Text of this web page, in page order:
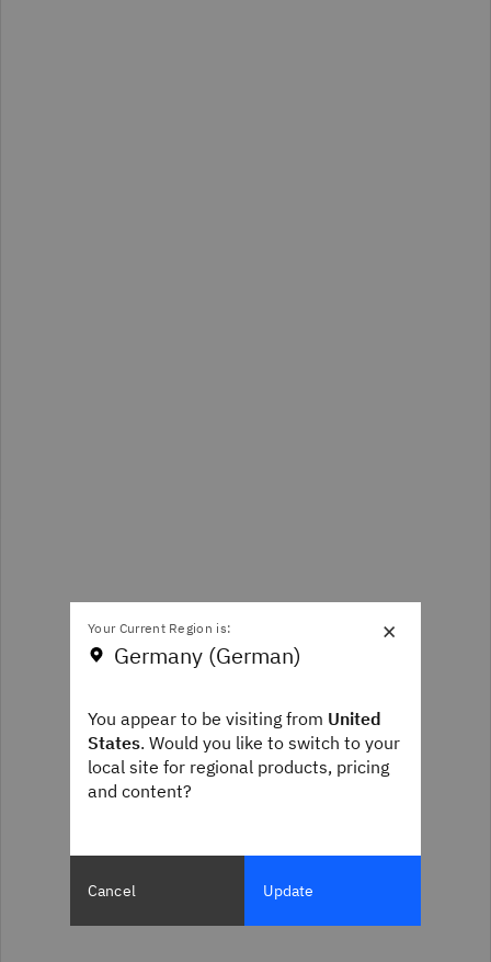
×
Your Current Region is:
Germany (German)
You appear to be visiting from United
States. Would you like to switch to your
local site for regional products, pricing
and content?
Cancel Update